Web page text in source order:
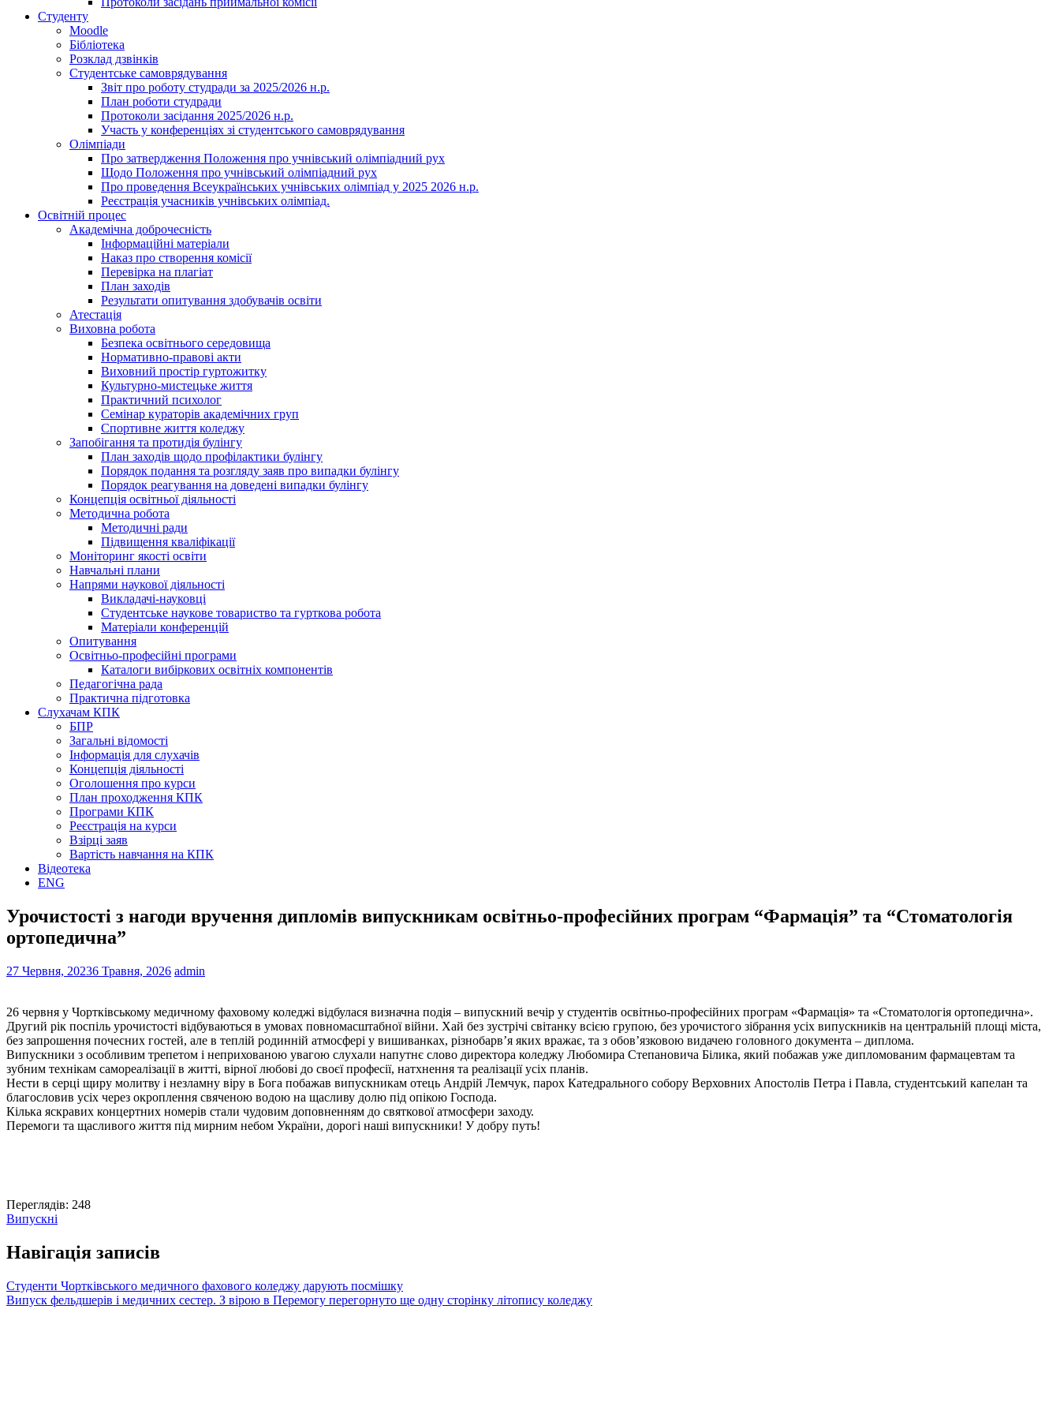
Студенту
Moodle
Бібліотека
Розклад дзвінків
Студентське самоврядування
Звіт про роботу студради за 2025/2026 н.р.
План роботи студради
Протоколи засідання 2025/2026 н.р.
Участь у конференціях зі студентського самоврядування
Олімпіади
Про затвердження Положення про учнівський олімпіадний рух
Щодо Положення про учнівський олімпіадний рух
Про проведення Всеукраїнських учнівських олімпіад у 2025 2026 н.р.
Реєстрація учасників учнівських олімпіад.
Освітній процес
Академічна доброчесність
Інформаційні матеріали
Наказ про створення комісії
Перевірка на плагіат
План заходів
Результати опитування здобувачів освіти
Атестація
Виховна робота
Безпека освітнього середовища
Нормативно-правові акти
Виховний простір гуртожитку
Культурно-мистецьке життя
Практичний психолог
Семінар кураторів академічних груп
Спортивне життя коледжу
Запобігання та протидія булінгу
План заходів щодо профілактики булінгу
Порядок подання та розгляду заяв про випадки булінгу
Порядок реагування на доведені випадки булінгу
Концепція освітньої діяльності
Методична робота
Методичні ради
Підвищення кваліфікації
Моніторинг якості освіти
Навчальні плани
Напрями наукової діяльності
Викладачі-науковці
Студентське наукове товариство та гурткова робота
Матеріали конференцій
Опитування
Освітньо-професійні програми
Каталоги вибіркових освітніх компонентів
Педагогічна рада
Практична підготовка
Слухачам КПК
БПР
Загальні відомості
Інформація для слухачів
Концепція діяльності
Оголошення про курси
План проходження КПК
Програми КПК
Реєстрація на курси
Взірці заяв
Вартість навчання на КПК
Відеотека
ENG
Урочистості з нагоди вручення дипломів випускникам освітньо-професійних програм “Фармація” та “Стоматологія
ортопедична”
27 Червня, 20236 Травня, 2026 admin
26 червня у Чортківському медичному фаховому коледжі відбулася визначна подія – випускний вечір у студентів освітньо-професійних програм «Фармація» та «Стоматологія ортопедична».
Другий рік поспіль урочистості відбуваються в умовах повномасштабної війни. Хай без зустрічі світанку всією групою, без урочистого зібрання усіх випускників на центральній площі міста,
без запрошення почесних гостей, але в теплій родинній атмосфері у вишиванках, різнобарв’я яких вражає, та з обов’язковою видачею головного документа – диплома.
Випускники з особливим трепетом і неприхованою увагою слухали напутнє слово директора коледжу Любомира Степановича Білика, який побажав уже дипломованим фармацевтам та
зубним технікам самореалізації в житті, вірної любові до своєї професії, натхнення та реалізації усіх планів.
Нести в серці щиру молитву і незламну віру в Бога побажав випускникам отець Андрій Лемчук, парох Катедрального собору Верховних Апостолів Петра і Павла, студентський капелан та
благословив усіх через окроплення свяченою водою на щасливу долю під опікою Господа.
Кілька яскравих концертних номерів стали чудовим доповненням до святкової атмосфери заходу.
Перемоги та щасливого життя під мирним небом України, дорогі наші випускники! У добру путь!
Переглядів: 248
Випускні
Навігація записів
Студенти Чортківського медичного фахового коледжу дарують посмішку
Випуск фельдшерів і медичних сестер. З вірою в Перемогу перегорнуто ще одну сторінку літопису коледжу